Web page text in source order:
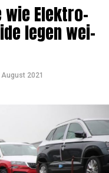
Elek­tro-
legen wei­
August 2021